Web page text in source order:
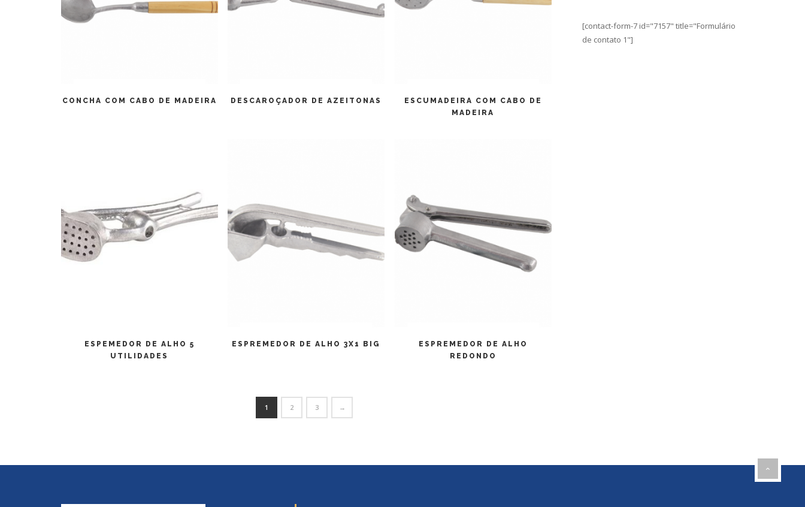
CONCHA COM CABO DE MADEIRA DESCAROÇADOR DE AZEITONAS
ESCUMADEIRA COM CABO DE
MADEIRA
ESPEMEDOR DE ALHO 5
UTILIDADES
ESPREMEDOR DE ALHO 3X1 BIG
ESPREMEDOR DE ALHO
REDONDO
1 2 3 →
[contact-form-7 id="7157" title="Formulário
de contato 1"]